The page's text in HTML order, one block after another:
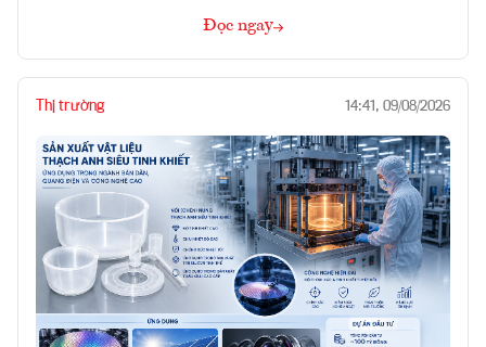
Đọc ngay
Thị trường 14:41, 09/08/2026